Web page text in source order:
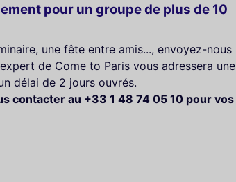
pour un groupe de plus de 10
une fête entre amis..., envoyez-nous
de Come to Paris vous adressera une
délai de 2 jours ouvrés.
contacter au +33 1 48 74 05 10 pour vos